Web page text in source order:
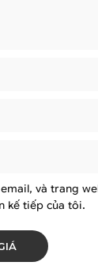
và trang
kế tiếp của tôi.